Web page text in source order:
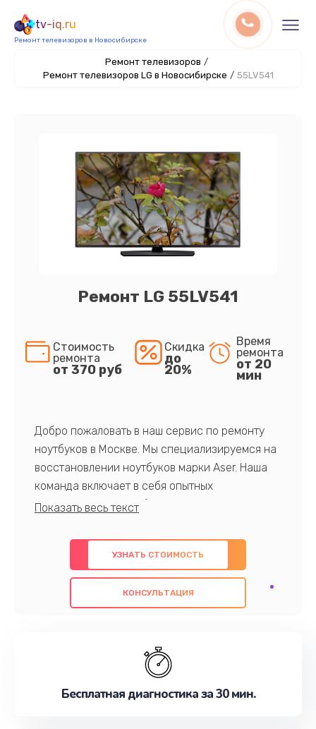
tv-iq.ru
Ремонт телевизоров в Новосибирске
Ремонт телевизоров /
Ремонт телевизоров LG в Новосибирске / 55LV541
Ремонт LG 55LV541
Стоимость
ремонта
от 370 руб
Скидка
до
20%
Время
ремонта
от 20
мин
Добро пожаловать в наш сервис по ремонту
ноутбуков в Москве. Мы специализируемся на
восстановлении ноутбуков марки Aser. Наша
команда включает в себя опытных
профессионалов с обширными знаниями и
предлагаем быстрый и качественный ремонт с
использованием оригинальных компонентов, а
также гарантируем качество всех
проведенных работ. Наша цель - предоставить
наилучшим образом. Не медлите записаться на
УЗНАТЬ СТОИМОСТЬ
КОНСУЛЬТАЦИЯ
Бесплатная диагностика за 30 мин.